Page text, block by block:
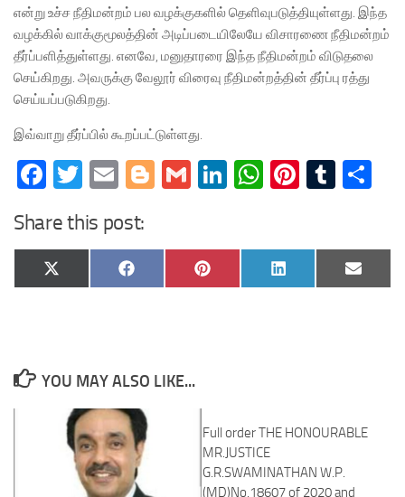
என்று உச்ச நீதிமன்றம் பல வழக்குகளில் தெளிவுபடுத்தியுள்ளது. இந்த
வழக்கில் வாக்குமூலத்தின் அடிப்படையிலேயே விசாரணை நீதிமன்றம்
தீர்ப்பளித்துள்ளது. எனவே, மனுதாரரை இந்த நீதிமன்றம் விடுதலை
செய்கிறது. அவருக்கு வேலூர் விரைவு நீதிமன்றத்தின் தீர்ப்பு ரத்து
செய்யப்படுகிறது.
இவ்வாறு தீர்ப்பில் கூறப்பட்டுள்ளது.
Facebook
Twitter
EmailBlogger
GmailLinkedIn
WhatsApp
Share this post:
Share
on
X
(Twitter)
Share
on
Facebook
Share
on
Pinterest
Share
on
LinkedIn
Share
on
Email
YOU MAY ALSO LIKE...
Full order THE HONOURABLE
MR.JUSTICE
G.R.SWAMINATHAN W.P.
(MD)No.18607 of 2020 and